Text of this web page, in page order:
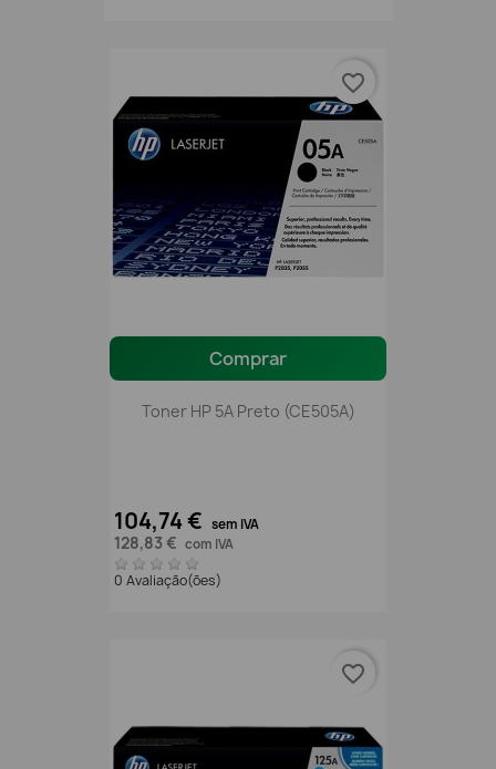
Comprar
Toner HP 5A Preto (CE505A)
104,74 € sem IVA
128,83 € com IVA
0 Avaliação(ões)
favorite_border
favorite_border